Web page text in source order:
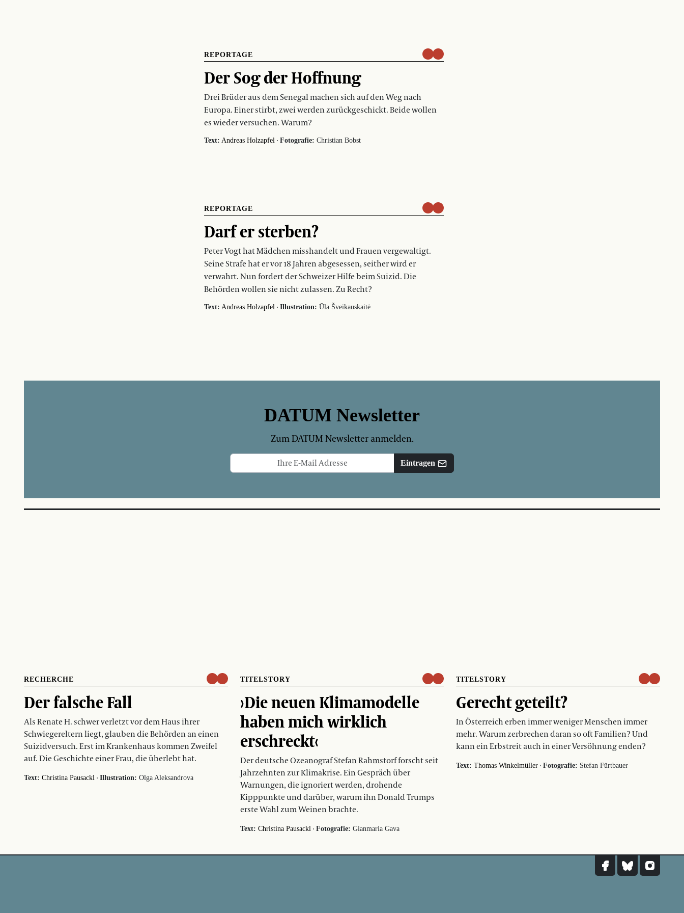
REPORTAGE
Der Sog der Hoffnung
Drei Brüder aus dem Senegal machen sich auf den Weg nach
Europa. Einer stirbt, zwei werden zurückgeschickt. Beide wollen
es wieder versuchen. Warum?
Text: Andreas Holzapfel· Fotografie: Christian Bobst
REPORTAGE
Darf er sterben?
Peter Vogt hat Mädchen misshandelt und Frauen vergewaltigt.
Seine Strafe hat er vor 18 Jahren abgesessen, seither wird er
verwahrt. Nun fordert der Schweizer Hilfe beim Suizid. Die
Behörden wollen sie nicht zulassen. Zu Recht?
Text: Andreas Holzapfel· Illustration: Ūla Šveikauskaitė
DATUM Newsletter
Zum DATUM Newsletter anmelden.
Eintragen
RECHERCHE
Der falsche Fall
Als Renate H. schwer verletzt vor dem Haus ihrer
Schwiegereltern liegt, glauben die Behörden an einen
Suizidversuch. Erst im Krankenhaus kommen Zweifel
auf. Die Geschichte einer Frau, die überlebt hat.
Text: Christina Pausackl · Illustration: Olga Aleksandrova
TITELSTORY
›Die neuen Klimamodelle
haben mich wirklich
erschreckt‹
Der deutsche Ozeanograf Stefan Rahmstorf forscht seit
Jahrzehnten zur Klimakrise. Ein Gespräch über
Warnungen, die ignoriert werden, drohende
Kipppunkte und darüber, warum ihn Donald Trumps
erste Wahl zum Weinen brachte.
Text: Christina Pausackl· Fotografie: Gianmaria Gava
TITELSTORY
Gerecht geteilt?
In Österreich erben immer weniger Menschen immer
mehr. Warum zerbrechen daran so oft Familien? Und
kann ein Erbstreit auch in einer Versöhnung enden?
Text: Thomas Winkelmüller ·Fotografie: Stefan Fürtbauer